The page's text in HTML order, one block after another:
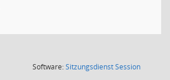
Software:SitzungsdienstSession(Wird in